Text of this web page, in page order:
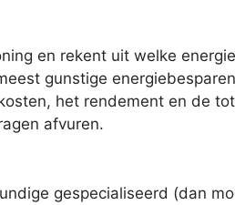
en rekent uit welke
gunstige
het rendement en de
afvuren.
gespecialiseerd (dan